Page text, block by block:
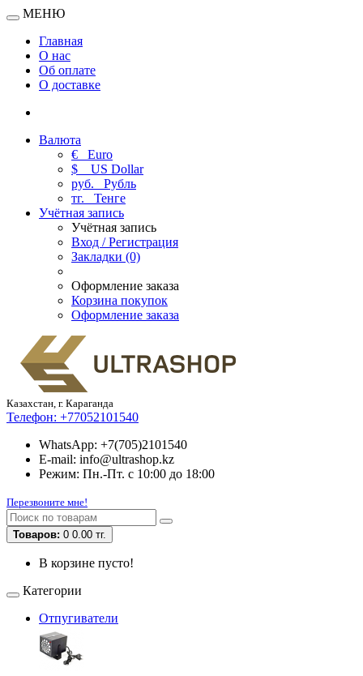
МЕНЮ
Главная
О нас
Об оплате
О доставке
Валюта
€ Euro
$
US Dollar
руб. Рубль
тг. Тенге
Учётная запись
Учётная запись
Вход / Регистрация
Закладки (0)
Оформление заказа
Корзина покупок
Оформление заказа
Казахстан, г. Караганда
Телефон: +77052101540
WhatsApp: +7(705)2101540
E-mail: info@ultrashop.kz
Режим: Пн.-Пт. с 10:00 до 18:00
Перезвоните мне!
Товаров: 0 0.00 тг.
В корзине пусто!
Категории
Отпугиватели